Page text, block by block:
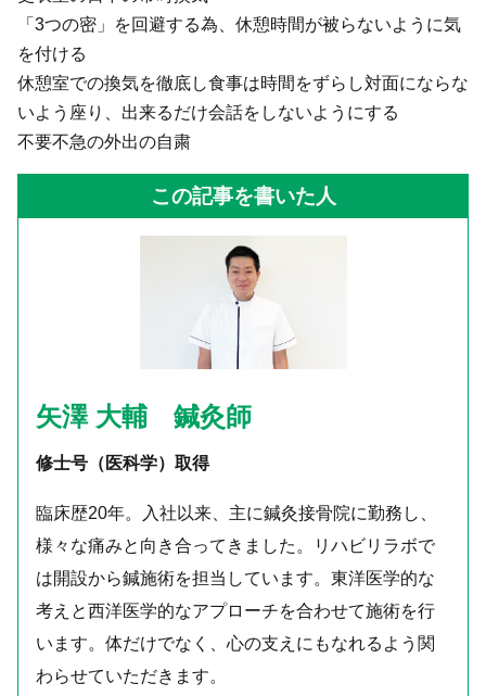
「3つの密」を回避する為、休憩時間が被らないように気
を付ける
休憩室での換気を徹底し食事は時間をずらし対面にならな
いよう座り、出来るだけ会話をしないようにする
不要不急の外出の自粛
この記事を書いた人
矢澤 大輔 鍼灸師
修士号（医科学）取得
臨床歴20年。入社以来、主に鍼灸接骨院に勤務し、
様々な痛みと向き合ってきました。リハビリラボで
は開設から鍼施術を担当しています。東洋医学的な
考えと西洋医学的なアプローチを合わせて施術を行
います。体だけでなく、心の支えにもなれるよう関
わらせていただきます。